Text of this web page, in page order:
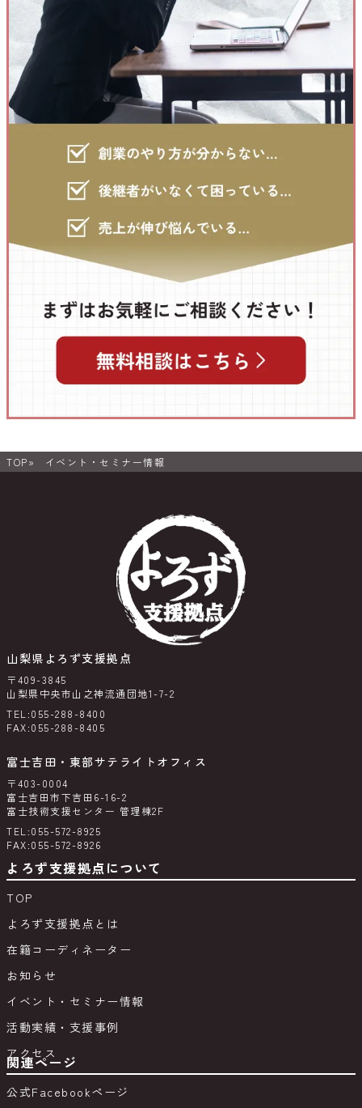
TOP イベント・セミナー情報
山梨県よろず支援拠点
〒409-3845
山梨県中央市山之神流通団地1-7-2
TEL:055-288-8400
FAX:055-288-8405
富士吉田・東部サテライトオフィス
〒403-0004
富士吉田市下吉田6-16-2
富士技術支援センター 管理棟2F
TEL:055-572-8925
FAX:055-572-8926
よろず支援拠点について
TOP
よろず支援拠点とは
在籍コーディネーター
お知らせ
イベント・セミナー情報
活動実績・支援事例
アクセス
関連ページ
公式Facebookページ